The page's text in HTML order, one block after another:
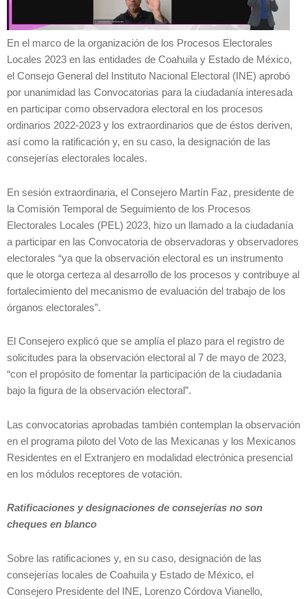
En el marco de la organización de los Procesos Electorales
Locales 2023 en las entidades de Coahuila y Estado de México,
el Consejo General del Instituto Nacional Electoral (INE) aprobó
por unanimidad las Convocatorias para la ciudadanía interesada
en participar como observadora electoral en los procesos
ordinarios 2022-2023 y los extraordinarios que de éstos deriven,
así como la ratificación y, en su caso, la designación de las
consejerías electorales locales.
En sesión extraordinaria, el Consejero Martín Faz, presidente de
la Comisión Temporal de Seguimiento de los Procesos
Electorales Locales (PEL) 2023, hizo un llamado a la ciudadanía
a participar en las Convocatoria de observadoras y observadores
electorales “ya que la observación electoral es un instrumento
que le otorga certeza al desarrollo de los procesos y contribuye al
fortalecimiento del mecanismo de evaluación del trabajo de los
órganos electorales”.
El Consejero explicó que se amplía el plazo para el registro de
solicitudes para la observación electoral al 7 de mayo de 2023,
“con el propósito de fomentar la participación de la ciudadanía
bajo la figura de la observación electoral”.
Las convocatorias aprobadas también contemplan la observación
en el programa piloto del Voto de las Mexicanas y los Mexicanos
Residentes en el Extranjero en modalidad electrónica presencial
en los módulos receptores de votación.
Ratificaciones y designaciones de consejerías no son
cheques en blanco
Sobre las ratificaciones y, en su caso, designación de las
consejerías locales de Coahuila y Estado de México, el
Consejero Presidente del INE, Lorenzo Córdova Vianello,